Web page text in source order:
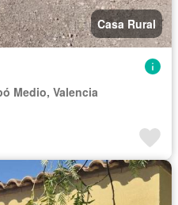
Casa Rural
Medio, Valencia